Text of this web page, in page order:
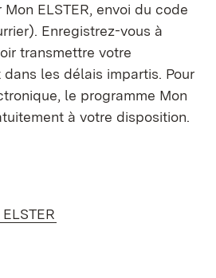
ELSTER, envoi du code
Enregistrez-vous à
transmettre votre
les délais impartis. Pour
le programme Mon
à votre disposition.